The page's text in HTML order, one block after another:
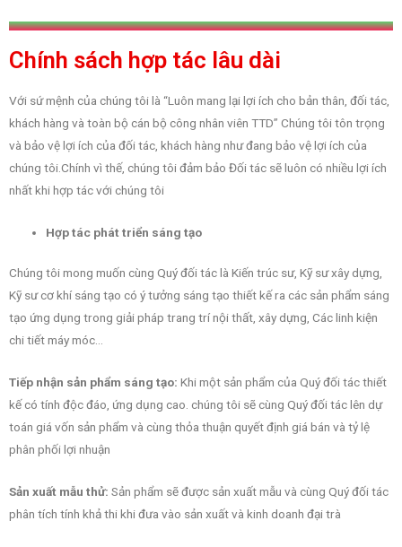
Chính sách hợp tác lâu dài
Với sứ mệnh của chúng tôi là “Luôn mang lại lợi ích cho bản thân, đối tác,
khách hàng và toàn bộ cán bộ công nhân viên TTD” Chúng tôi tôn trọng
và bảo vệ lợi ích của đối tác, khách hàng như đang bảo vệ lợi ích của
chúng tôi.Chính vì thế, chúng tôi đảm bảo Đối tác sẽ luôn có nhiều lợi ích
nhất khi hợp tác với chúng tôi
Hợp tác phát triển sáng tạo
Chúng tôi mong muốn cùng Quý đối tác là Kiến trúc sư, Kỹ sư xây dựng,
Kỹ sư cơ khí sáng tạo có ý tưởng sáng tạo thiết kế ra các sản phẩm sáng
tạo ứng dụng trong giải pháp trang trí nội thất, xây dựng, Các linh kiện
chi tiết máy móc…
Tiếp nhận sản phẩm sáng tạo: Khi một sản phẩm của Quý đối tác thiết
kế có tính độc đáo, ứng dụng cao. chúng tôi sẽ cùng Quý đối tác lên dự
toán giá vốn sản phẩm và cùng thỏa thuận quyết định giá bán và tỷ lệ
phân phối lợi nhuận
Sản xuất mẫu thử: Sản phẩm sẽ được sản xuất mẫu và cùng Quý đối tác
phân tích tính khả thi khi đưa vào sản xuất và kinh doanh đại trà